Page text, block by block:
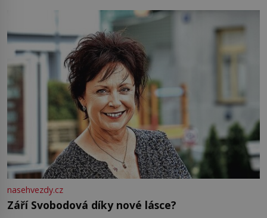
Jsme spolu moc rádi Tehdy byla jiná doba, když
nasehvezdy.cz
Září Svobodová díky nové lásce?